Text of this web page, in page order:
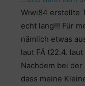
Wiwi84 erstellte
echt lang!!! Für
nämlich etwas
laut FÄ (22.4.
Nachdem bei
dass meine